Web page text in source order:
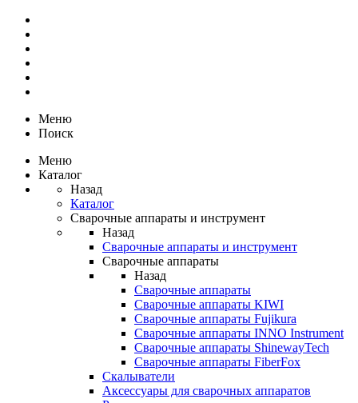
Меню
Поиск
Меню
Каталог
Назад
Каталог
Сварочные аппараты и инструмент
Назад
Сварочные аппараты и инструмент
Сварочные аппараты
Назад
Сварочные аппараты
Сварочные аппараты KIWI
Сварочные аппараты Fujikura
Сварочные аппараты INNO Instrument
Сварочные аппараты ShinewayTech
Cварочные аппараты FiberFox
Скалыватели
Аксессуары для сварочных аппаратов